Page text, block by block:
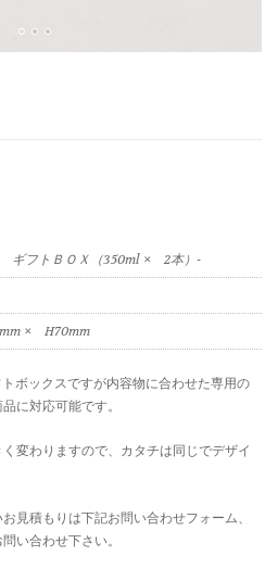
ギフトＢＯＸ（350ml × 2本）-
× H70mm
ボックスですが内容物に合わせた専用の
に対応可能です。
変わりますので、カタチは同じでデザイ
見積もりは下記お問い合わせフォーム、
い合わせ下さい。